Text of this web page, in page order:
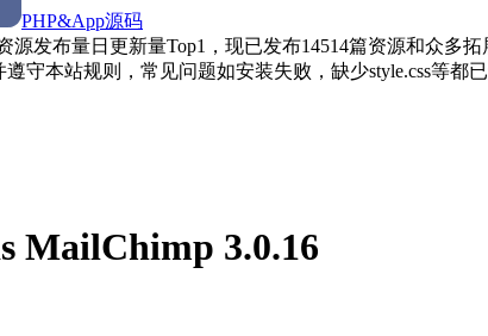
PHP&App源码
源发布量日更新量Top1，现已发布14514篇资源和众多
守本站规则，常见问题如安装失败，缺少style.css等都已
MailChimp 3.0.16